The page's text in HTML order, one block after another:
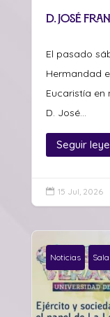
D. José
El pasado
Hermandad
Eucaristía en
D. José...
Seguir
 15 Jul, 2026
Noticias